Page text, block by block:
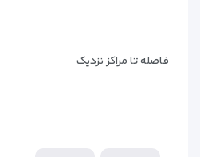
فاصله تا مراکز نزدیک